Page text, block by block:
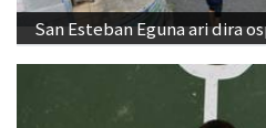
San Esteban Eguna ari dira